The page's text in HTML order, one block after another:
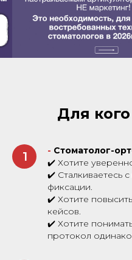
Для кого
1 - Стоматолог-
✔️ Хотите
✔️ Сталкиваетесь
фиксации.
✔️ Хотите
кейсов.
✔️ Хотите
протокол